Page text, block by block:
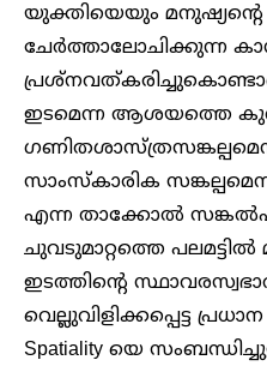
യുക്തിയെയും
ചേർത്താലോചിക്കുന്ന
ഇടമെന്ന ആശയത്തെ
സാംസ്കാരിക
എന്ന താക്കോൽ
ചുവടുമാറ്റത്തെ
ഇടത്തിന്റെ
വെല്ലുവിളിക്കപ്പെട്ട
Spatiality യെ